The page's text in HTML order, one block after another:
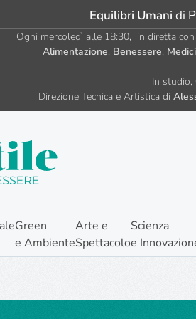
Equilibri Umani di
Ogni mercoledì alle 18:30, in diretta
Alimentazione, Benessere,
In studio,
Direzione Tecnica e Artistica di
Green
e Ambiente
Arte e
Spettacolo
Scienza
e